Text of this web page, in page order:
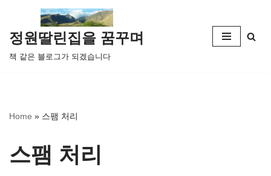
콘
텐
츠
뛰
정원딸린집을 꿈꾸며
책 같은 블로그가 되겠습니다
Home » 스팸 처리
스팸 처리